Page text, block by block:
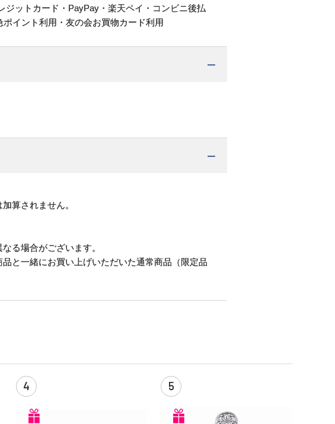
ットカード・PayPay・楽天ペイ・コンビニ後払
イント利用・友の会お買物カード利用
算されません。
る場合がございます。
と一緒にお買い上げいただいた通常商品（限定品
4 5